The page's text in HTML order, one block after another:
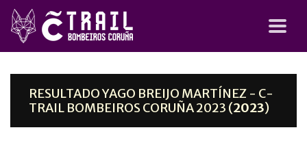
RESULTADO YAGO BREIJO MARTÍNEZ - C-
TRAIL BOMBEIROS CORUÑA 2023 (2023)